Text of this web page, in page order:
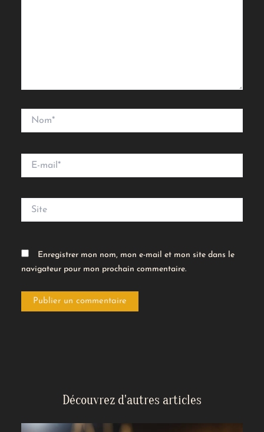
Nom*
mail*
Site
Enregistrer mon nom, mon e-mail et mon site dans le
navigateur pour mon prochain commentaire.
Découvrez d'autres articles